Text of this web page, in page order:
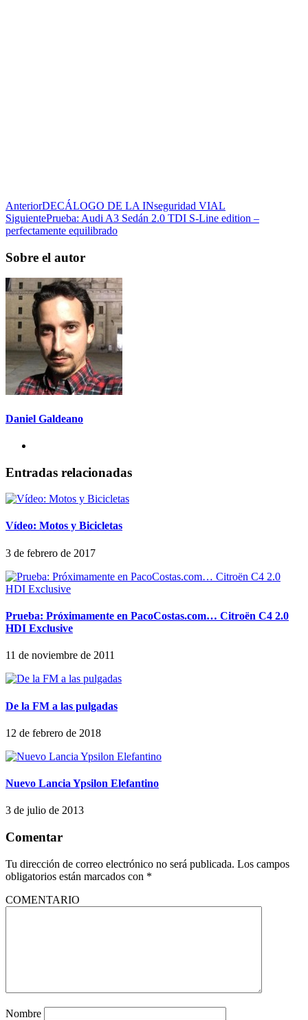
AnteriorDECÁLOGO DE LA INseguridad VIAL
SiguientePrueba: Audi A3 Sedán 2.0 TDI S-Line edition –
perfectamente equilibrado
Sobre el autor
Daniel Galdeano
Entradas relacionadas
Vídeo: Motos y Bicicletas
3 de febrero de 2017
Prueba: Próximamente en PacoCostas.com… Citroën C4 2.0
HDI Exclusive
11 de noviembre de 2011
De la FM a las pulgadas
12 de febrero de 2018
Nuevo Lancia Ypsilon Elefantino
3 de julio de 2013
Comentar
Tu dirección de correo electrónico no será publicada. Los campos
obligatorios están marcados con *
COMENTARIO
Nombre